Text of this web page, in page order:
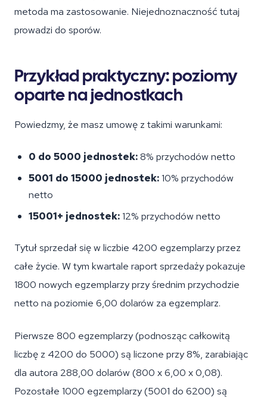
metoda ma zastosowanie. Niejednoznaczność tutaj
prowadzi do sporów.
Przykład praktyczny: poziomy
oparte na jednostkach
Powiedzmy, że masz umowę z takimi warunkami:
0 do 5000 jednostek:8% przychodów netto
5001 do 15000 jednostek:10% przychodów
netto
15001+ jednostek:12% przychodów netto
Tytuł sprzedał się w liczbie 4200 egzemplarzy przez
całe życie. W tym kwartale raport sprzedaży pokazuje
1800 nowych egzemplarzy przy średnim przychodzie
netto na poziomie 6,00 dolarów za egzemplarz.
Pierwsze 800 egzemplarzy (podnosząc całkowitą
liczbę z 4200 do 5000) są liczone przy 8%, zarabiając
dla autora 288,00 dolarów (800 x 6,00 x 0,08).
Pozostałe 1000 egzemplarzy (5001 do 6200) są